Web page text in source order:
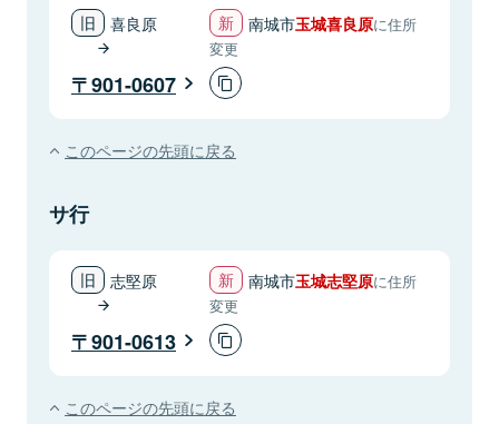
喜良原 南城市玉城喜良原に住所
変更
901-0607
このページの先頭に戻る
サ行
志堅原 南城市玉城志堅原に住所
変更
901-0613
このページの先頭に戻る